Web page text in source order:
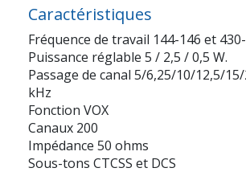
Caractéristiques
Fréquence de travail 144-146 et
Puissance réglable 5 / 2,5 / 0,5 W.
Passage de canal 5/6,25/10/12,5/
kHz
Fonction VOX
Canaux 200
Impédance 50 ohms
Sous-tons CTCSS et DCS